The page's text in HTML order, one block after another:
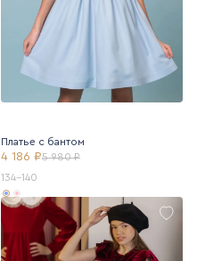
Платье с бантом
4 186 ₽5 980 ₽
134-140